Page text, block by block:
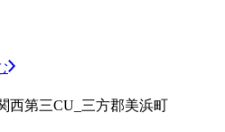
西第三CU_三方郡美浜町